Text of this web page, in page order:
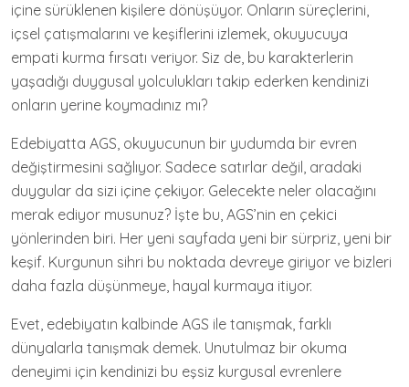
içine sürüklenen kişilere dönüşüyor. Onların süreçlerini,
içsel çatışmalarını ve keşiflerini izlemek, okuyucuya
empati kurma fırsatı veriyor. Siz de, bu karakterlerin
yaşadığı duygusal yolculukları takip ederken kendinizi
onların yerine koymadınız mı?
Edebiyatta AGS, okuyucunun bir yudumda bir evren
değiştirmesini sağlıyor. Sadece satırlar değil, aradaki
duygular da sizi içine çekiyor. Gelecekte neler olacağını
merak ediyor musunuz? İşte bu, AGS’nin en çekici
yönlerinden biri. Her yeni sayfada yeni bir sürpriz, yeni bir
keşif. Kurgunun sihri bu noktada devreye giriyor ve bizleri
daha fazla düşünmeye, hayal kurmaya itiyor.
Evet, edebiyatın kalbinde AGS ile tanışmak, farklı
dünyalarla tanışmak demek. Unutulmaz bir okuma
deneyimi için kendinizi bu eşsiz kurgusal evrenlere